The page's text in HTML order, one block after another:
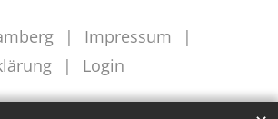
Impressum
Login